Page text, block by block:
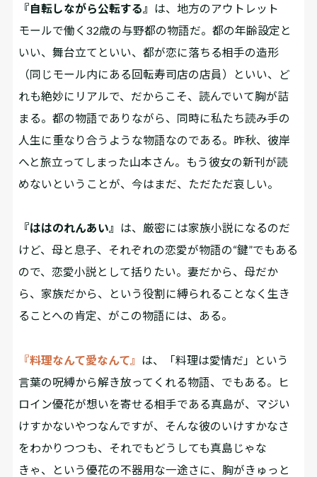
『自転しながら公転する』 は、地方のアウトレット
モールで働く32歳の与野都の物語だ。都の年齢設定と
いい、舞台立てといい、都が恋に落ちる相手の造形
（同じモール内にある回転寿司店の店員）といい、ど
れも絶妙にリアルで、だからこそ、読んでいて胸が詰
まる。都の物語でありながら、同時に私たち読み手の
人生に重なり合うような物語なのである。昨秋、彼岸
へと旅立ってしまった山本さん。もう彼女の新刊が読
めないということが、今はまだ、ただただ哀しい。
『ははのれんあい』 は、厳密には家族小説になるのだ
けど、母と息子、それぞれの恋愛が物語の“鍵”でもある
ので、恋愛小説として括りたい。妻だから、母だか
ら、家族だから、という役割に縛られることなく生き
ることへの肯定、がこの物語には、ある。
『料理なんて愛なんて』 は、「料理は愛情だ」という
言葉の呪縛から解き放ってくれる物語、でもある。ヒ
ロイン優花が想いを寄せる相手である真島が、マジい
けすかないやつなんですが、そんな彼のいけすかなさ
をわかりつつも、それでもどうしても真島じゃな
きゃ、という優花の不器用な一途さに、胸がきゅっと